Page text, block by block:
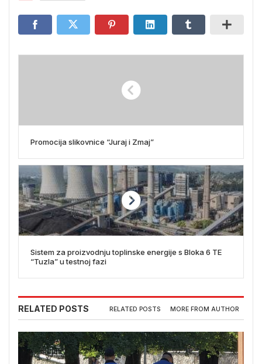
Promocija slikovnice “Juraj i Zmaj”
Sistem za proizvodnju toplinske energije s Bloka 6 TE
“Tuzla” u testnoj fazi
RELATED POSTS RELATED POSTS MORE FROM AUTHOR